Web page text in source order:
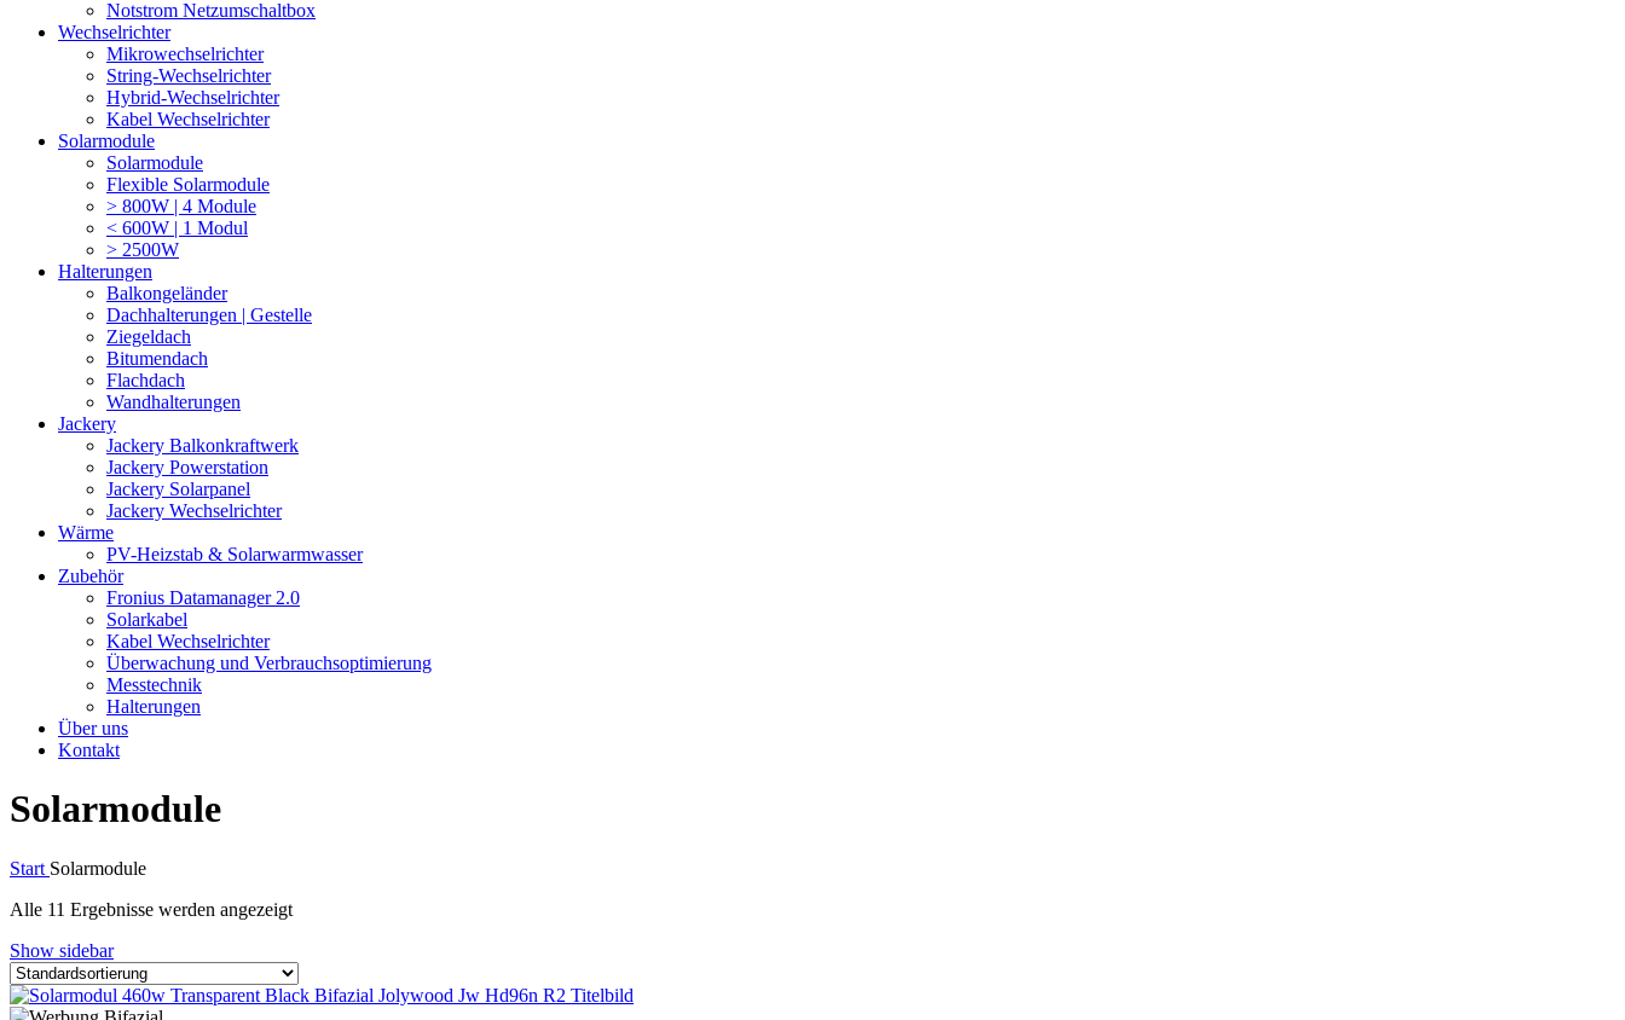
Notstrom Netzumschaltbox
Wechselrichter
Mikrowechselrichter
String-Wechselrichter
Hybrid-Wechselrichter
Kabel Wechselrichter
Solarmodule
Solarmodule
Flexible Solarmodule
> 800W | 4 Module
< 600W | 1 Modul
> 2500W
Halterungen
Balkongeländer
Dachhalterungen | Gestelle
Ziegeldach
Bitumendach
Flachdach
Wandhalterungen
Jackery
Jackery Balkonkraftwerk
Jackery Powerstation
Jackery Solarpanel
Jackery Wechselrichter
Wärme
PV-Heizstab & Solarwarmwasser
Zubehör
Fronius Datamanager 2.0
Solarkabel
Kabel Wechselrichter
Überwachung und Verbrauchsoptimierung
Messtechnik
Halterungen
Über uns
Kontakt
Solarmodule
Start Solarmodule
Alle 11 Ergebnisse werden angezeigt
Show sidebar